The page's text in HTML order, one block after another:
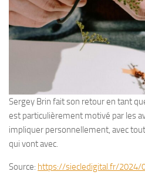
Sergey Brin fait son retour en tant
est particulièrement motivé par les
impliquer personnellement, avec
qui vont avec.
Source: https://siecledigital.fr/